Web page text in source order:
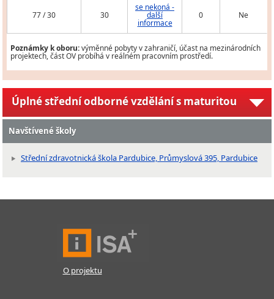
77 / 30 30
se nekoná -
další
informace
0 Ne
Poznámky k oboru:výměnné pobyty v zahraničí, účast na mezinárodních
projektech, část OV probíhá v reálném pracovním prostředí.
Úplné střední odborné vzdělání s maturitou
Navštívené školy
Střední zdravotnická škola Pardubice, Průmyslová 395, Pardubice
O projektu